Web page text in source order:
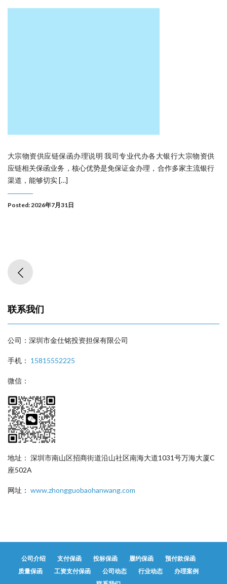
大宗物资供应链保函办理说明 我司专业代办各大银行大宗物资供
应链相关保函业务，核心优势是免保证金办理，合作多家主流银行
渠道，能够切实 […]
Posted: 2026年7月31日
联系我们
公司：深圳市金仕铭投资担保有限公司
手机： 15815552225
微信：
地址： 深圳市南山区招商街道沿山社区南海大道1031号万海大厦C
座502A
网址： www.zhongguobaohanwang.com
公司介绍 支付保函 投标保函 履约保函
预付款保函
质量保函
工资支付保函 公司动态 行业动态
办理案例